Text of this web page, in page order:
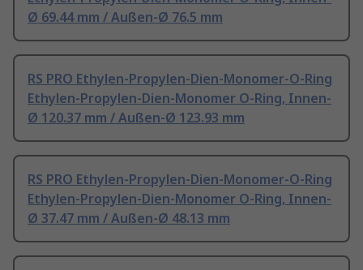
Ø 69.44 mm / Außen-Ø 76.5 mm
RS PRO Ethylen-Propylen-Dien-Monomer-O-Ring
Ethylen-Propylen-Dien-Monomer O-Ring, Innen-
Ø 120.37 mm / Außen-Ø 123.93 mm
RS PRO Ethylen-Propylen-Dien-Monomer-O-Ring
Ethylen-Propylen-Dien-Monomer O-Ring, Innen-
Ø 37.47 mm / Außen-Ø 48.13 mm